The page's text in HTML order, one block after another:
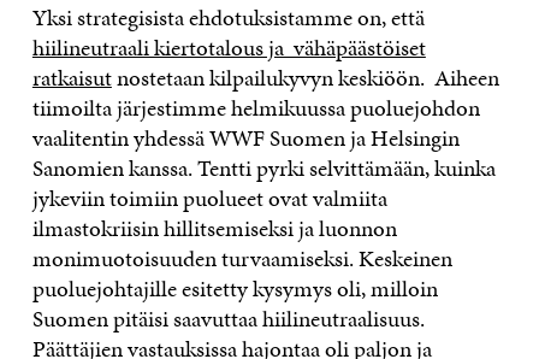
Yksi strategisista ehdotuksistamme on, että
hiilineutraali kiertotalous ja vähäpäästöiset
ratkaisutnostetaan kilpailukyvyn keskiöön. Aiheen
tiimoilta järjestimme helmikuussa puoluejohdon
vaalitentin yhdessä WWF Suomen ja Helsingin
Sanomien kanssa. Tentti pyrki selvittämään, kuinka
jykeviin toimiin puolueet ovat valmiita
ilmastokriisin hillitsemiseksi ja luonnon
monimuotoisuuden turvaamiseksi. Keskeinen
puoluejohtajille esitetty kysymys oli, milloin
Suomen pitäisi saavuttaa hiilineutraalisuus.
Päättäjien vastauksissa hajontaa oli paljon ja